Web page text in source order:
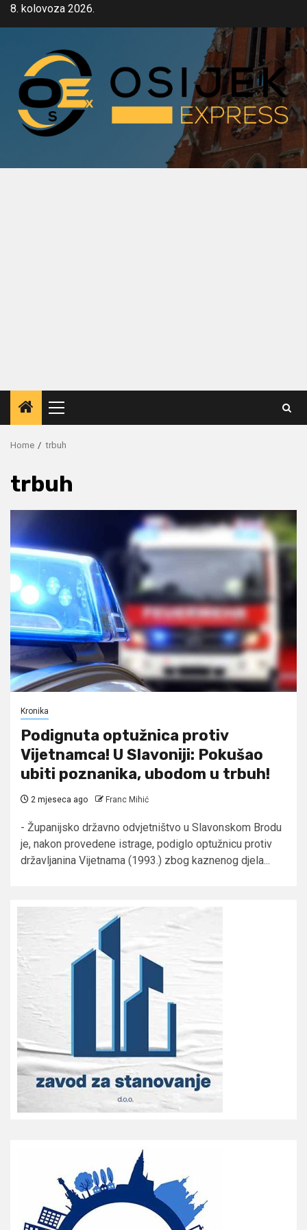
Skip8. kolovoza 2026.
Primary
Menu
Home trbuh
trbuh
Kronika
Podignuta optužnica protiv
Vijetnamca! U Slavoniji: Pokušao
ubiti poznanika, ubodom u trbuh!
2 mjeseca ago Franc Mihić
- Županijsko državno odvjetništvo u Slavonskom Brodu
je, nakon provedene istrage, podiglo optužnicu protiv
državljanina Vijetnama (1993.) zbog kaznenog djela...